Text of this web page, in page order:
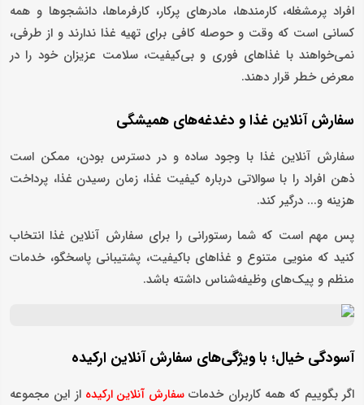
افراد پرمشغله، کارمندها، مادرهای پرکار، کارفرماها، دانشجوها و همه
کسانی است که وقت و حوصله کافی برای تهیه غذا ندارند و از طرفی،
نمی‌خواهند با غذاهای فوری و بی‌کیفیت، سلامت عزیزان خود را در
معرض خطر قرار دهند.
سفارش آنلاین غذا و دغدغه‌های همیشگی
سفارش آنلاین غذا با وجود ساده و در دسترس بودن، ممکن است
ذهن افراد را با سوالاتی درباره کیفیت غذا، زمان رسیدن غذا، پرداخت
هزینه و... درگیر کند.
پس مهم است که شما رستورانی را برای سفارش آنلاین غذا انتخاب
کنید که منویی متنوع و غذاهای باکیفیت، پشتیبانی پاسخگو، خدمات
منظم و پیک‌های وظیفه‌شناس داشته باشد.
آسودگی خیال؛ با ویژگی‌های سفارش آنلاین ارکیده
اگر بگوییم که همه کاربران خدماتسفارش آنلاین ارکیده از این مجموعه